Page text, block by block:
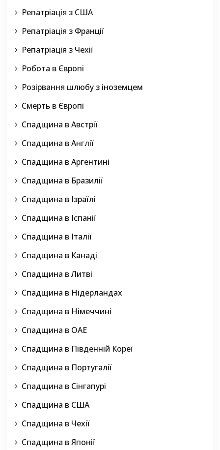
Репатріація з США
Репатріація з Франції
Репатріація з Чехії
Робота в Європі
Розірвання шлюбу з іноземцем
Смерть в Європі
Спадщина в Австрії
Спадщина в Англії
Спадщина в Аргентині
Спадщина в Бразилії
Спадщина в Ізраїлі
Спадщина в Іспанії
Спадщина в Італії
Спадщина в Канаді
Спадщина в Литві
Спадщина в Нідерландах
Спадщина в Німеччині
Спадщина в ОАЕ
Спадщина в Південній Кореї
Спадщина в Португалії
Спадщина в Сінгапурі
Спадщина в США
Спадщина в Чехії
Спадщина в Японії